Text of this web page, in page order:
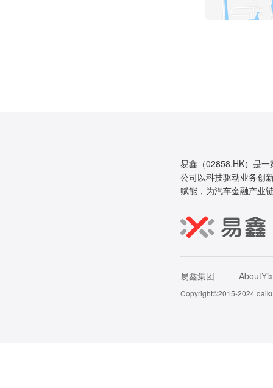
易鑫（02858.HK）是
公司以科技驱动业务创
赋能，为汽车金融产业
易鑫集团
Copyright©2015-2024